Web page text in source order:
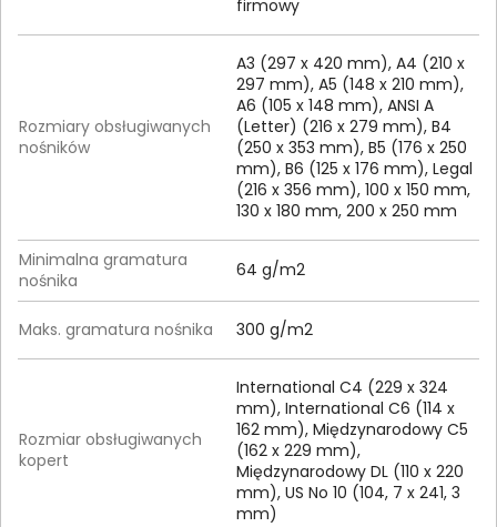
firmowy
Rozmiary obsługiwanych
nośników
A3 (297 x 420 mm), A4 (210 x
297 mm), A5 (148 x 210 mm),
A6 (105 x 148 mm), ANSI A
(Letter) (216 x 279 mm), B4
(250 x 353 mm), B5 (176 x 250
mm), B6 (125 x 176 mm), Legal
(216 x 356 mm), 100 x 150 mm,
130 x 180 mm, 200 x 250 mm
Minimalna gramatura
nośnika
64 g/m2
Maks. gramatura nośnika 300 g/m2
Rozmiar obsługiwanych
kopert
International C4 (229 x 324
mm), International C6 (114 x
162 mm), Międzynarodowy C5
(162 x 229 mm),
Międzynarodowy DL (110 x 220
mm), US No 10 (104, 7 x 241, 3
mm)